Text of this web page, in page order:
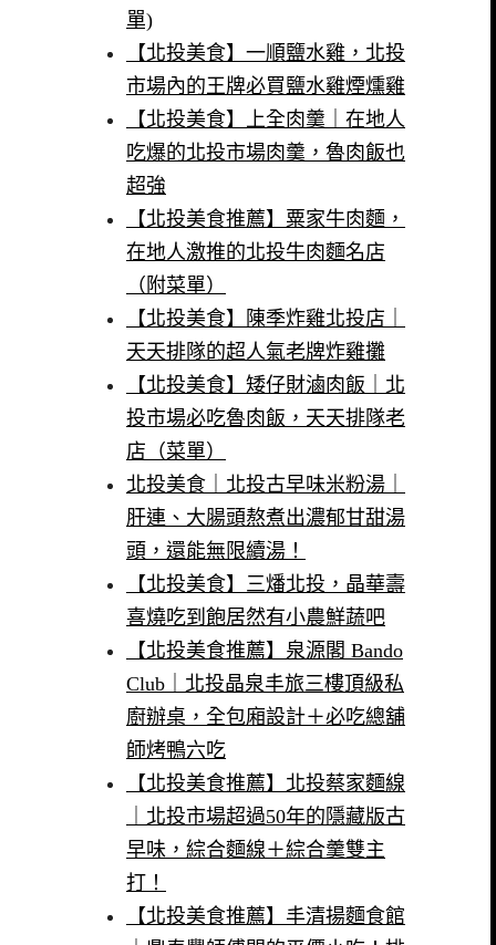
單)
【北投美食】一順鹽水雞，北投
市場內的王牌必買鹽水雞煙燻雞
【北投美食】上全肉羹｜在地人
吃爆的北投市場肉羹，魯肉飯也
超強
【北投美食推薦】粟家牛肉麵，
在地人激推的北投牛肉麵名店
（附菜單）
【北投美食】陳季炸雞北投店｜
天天排隊的超人氣老牌炸雞攤
【北投美食】矮仔財滷肉飯｜北
投市場必吃魯肉飯，天天排隊老
店（菜單）
北投美食｜北投古早味米粉湯｜
肝連、大腸頭熬煮出濃郁甘甜湯
頭，還能無限續湯！
【北投美食】三燔北投，晶華壽
喜燒吃到飽居然有小農鮮蔬吧
【北投美食推薦】泉源閣 Bando
Club｜北投晶泉丰旅三樓頂級私
廚辦桌，全包廂設計＋必吃總舖
師烤鴨六吃
【北投美食推薦】北投蔡家麵線
｜北投市場超過50年的隱藏版古
早味，綜合麵線＋綜合羹雙主
打！
【北投美食推薦】丰清揚麵食館